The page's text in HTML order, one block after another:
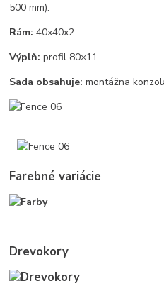
500 mm).
Rám:40x40x2
Výplň:profil 80×11
Sada obsahuje:montážna
Farebné variácie
Drevokory